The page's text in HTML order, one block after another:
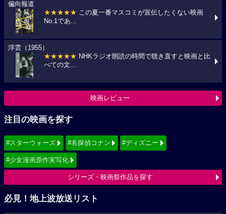
偏向報道
★★★★★ この夏一番マスコミが宣伝したくない映画
No.1であ...
浮雲（1955）
★★★★★ NHKラジオ朗読の時間で聴き直すと映画と比
べての文...
映画レビュー
注目の映画を探す
#スターウォーズ #名探偵コナン #ディズニー
#少女漫画原作実写化
シリーズ・映画祭作品を探す
必見！地上波放送リスト